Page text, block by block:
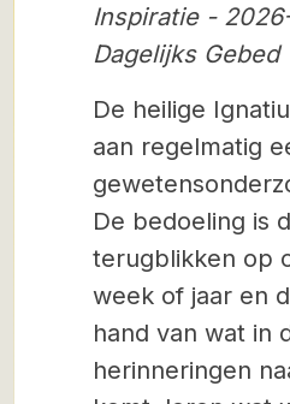
Inspiratie -
Dagelijks Gebed
De heilige
aan regelmatig
De bedoeling is
terugblikken op
week of jaar en
hand van wat in
herinneringen